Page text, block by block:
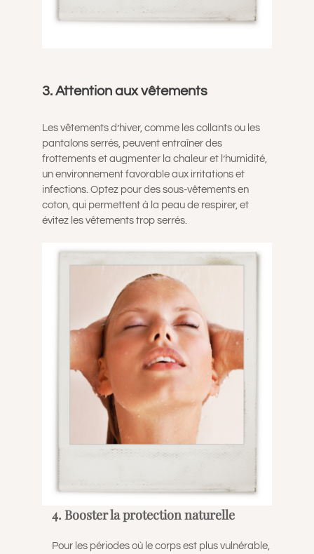
3. Attention aux vêtements
Les vêtements d’hiver, comme les collants ou les
pantalons serrés, peuvent entraîner des
frottements et augmenter la chaleur et l’humidité,
un environnement favorable aux irritations et
infections. Optez pour des sous-vêtements en
coton, qui permettent à la peau de respirer, et
évitez les vêtements trop serrés.
4. Booster la protection naturelle
Pour les périodes où le corps est plus vulnérable,